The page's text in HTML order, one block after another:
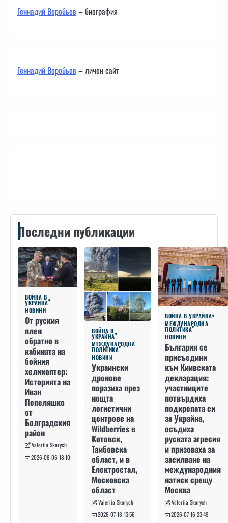
Геннадий Воробьов– биография
Геннадий Воробьов– личен сайт
Последни публикации
ВОЙНА В
УКРАЙНА
НОВИНИ
От руския
плен
обратно в
кабината на
бойния
хеликоптер:
Историята на
Иван
Пепеляшко
от
Болградския
район
Valeriia Skorych
2026-08-06 18:10
ВОЙНА В
УКРАЙНА
МЕЖДУНАРОДНА
ПОЛИТИКА
НОВИНИ
Украински
дронове
поразиха през
нощта
логистични
центрове на
Wildberries в
Котовск,
Тамбовска
област, и в
Електростал,
Московска
област
Valeriia Skorych
2026-07-18 13:56
ВОЙНА В УКРАЙНА
МЕЖДУНАРОДНА
ПОЛИТИКА
НОВИНИ
България се
присъедини
към Киивската
декларация:
участниците
потвърдиха
подкрепата си
за Украйна,
осъдиха
руската агресия
и призоваха за
засилване на
международния
натиск срещу
Москва
Valeriia Skorych
2026-07-16 23:49